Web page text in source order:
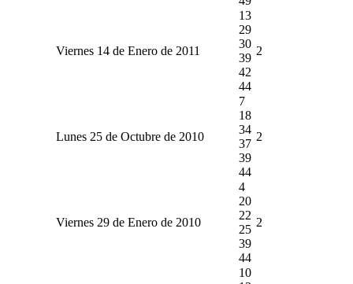
Viernes 14 de Enero de 2011
13
29
30
39
42
44
2
Lunes 25 de Octubre de 2010
7
18
34
37
39
44
2
Viernes 29 de Enero de 2010
4
20
22
25
39
44
2
10